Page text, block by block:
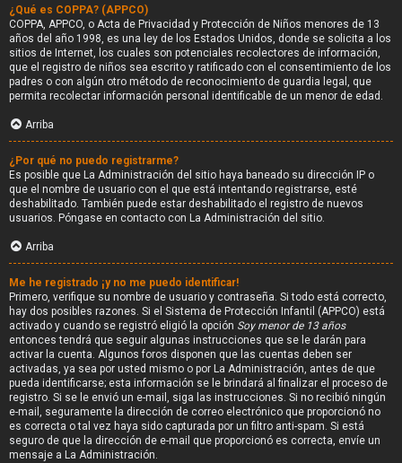
¿Qué es COPPA? (APPCO)
COPPA, APPCO, o Acta de Privacidad y Protección de Niños menores de 13
años del año 1998, es una ley de los Estados Unidos, donde se solicita a los
sitios de Internet, los cuales son potenciales recolectores de información,
que el registro de niños sea escrito y ratificado con el consentimiento de los
padres o con algún otro método de reconocimiento de guardia legal, que
permita recolectar información personal identificable de un menor de edad.
Arriba
¿Por qué no puedo registrarme?
Es posible que La Administración del sitio haya baneado su dirección IP o
que el nombre de usuario con el que está intentando registrarse, esté
deshabilitado. También puede estar deshabilitado el registro de nuevos
usuarios. Póngase en contacto con La Administración del sitio.
Arriba
Me he registrado ¡y no me puedo identificar!
Primero, verifique su nombre de usuario y contraseña. Si todo está correcto,
hay dos posibles razones. Si el Sistema de Protección Infantil (APPCO) está
activado y cuando se registró eligió la opción Soy menor de 13 años
entonces tendrá que seguir algunas instrucciones que se le darán para
activar la cuenta. Algunos foros disponen que las cuentas deben ser
activadas, ya sea por usted mismo o por La Administración, antes de que
pueda identificarse; esta información se le brindará al finalizar el proceso de
registro. Si se le envió un e-mail, siga las instrucciones. Si no recibió ningún
e-mail, seguramente la dirección de correo electrónico que proporcionó no
es correcta o tal vez haya sido capturada por un filtro anti-spam. Si está
seguro de que la dirección de e-mail que proporcionó es correcta, envíe un
mensaje a La Administración.